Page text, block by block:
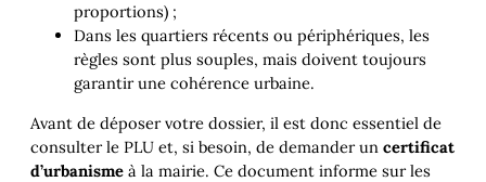
proportions) ;
Dans les quartiers récents ou périphériques, les
règles sont plus souples, mais doivent toujours
garantir une cohérence urbaine.
Avant de déposer votre dossier, il est donc essentiel de
consulter le PLU et, si besoin, de demander un certificat
d’urbanisme à la mairie. Ce document informe sur les